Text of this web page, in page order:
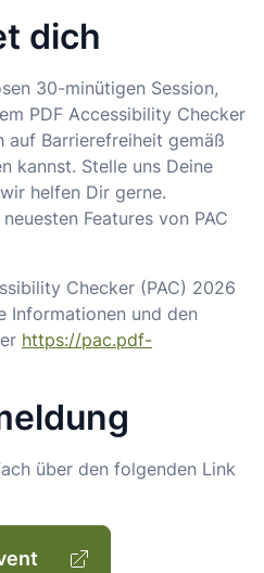
dich
30-minütigen Session,
PDF Accessibility Checker
auf Barrierefreiheit gemäß
kannst. Stelle uns Deine
helfen Dir gerne.
Features von PAC
Checker (PAC) 2026
Informationen und den
https://pac.pdf-
über den folgenden Link